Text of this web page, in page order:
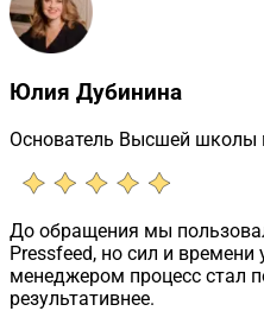
Юлия Дубинина
Основатель Высшей школы
До обращения мы
Pressfeed, но сил и
менеджером процесс стал
результативнее.